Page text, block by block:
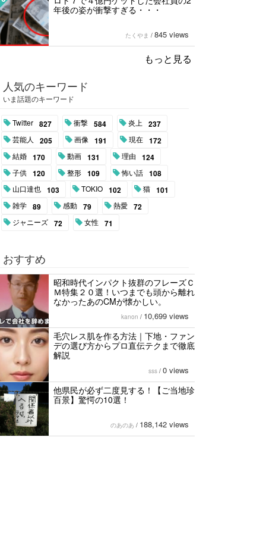
年後の姿が衝撃すぎる・・・
たくやま / 845 views
もっと見る
人気のキーワード
いま話題のキーワード
Twitter 827 衝撃 584 炎上 237
芸能人 205 画像 191 現在 172
結婚 170 動画 131 理由 124
子供 120 整形 109 怖い話 108
山口達也 103 TOKIO 102 猫 101
雑学 89 感動 79 熱愛 72
ジャニーズ 72 女性 71
おすすめ
昭和時代インパクト抜群のフレーズＣ
Ｍ特集２０選！いつまでも頭から離れ
なかったあのCMが懐かしい。
kanon / 10,699 views
毛穴レス肌を作る方法｜下地・ファン
デの選び方からプロ直伝テクまで徹底
解説
sss / 0 views
他県民が必ず二度見する！【ご当地珍
百景】驚愕の10選！
のあのあ / 188,142 views